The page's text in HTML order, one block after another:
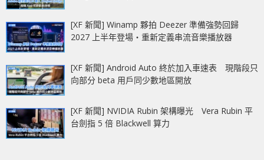
[XF 新聞] Winamp 夥拍 Deezer 準備強勢回歸
2027 上半年登場‧重新定義串流音樂播放器
[XF 新聞] Android Auto 終於加入車速表 現階段只
向部分 beta 用戶同少數地區開放
[XF 新聞] NVIDIA Rubin 架構曝光 Vera Rubin 平
台劍指 5 倍 Blackwell 算力